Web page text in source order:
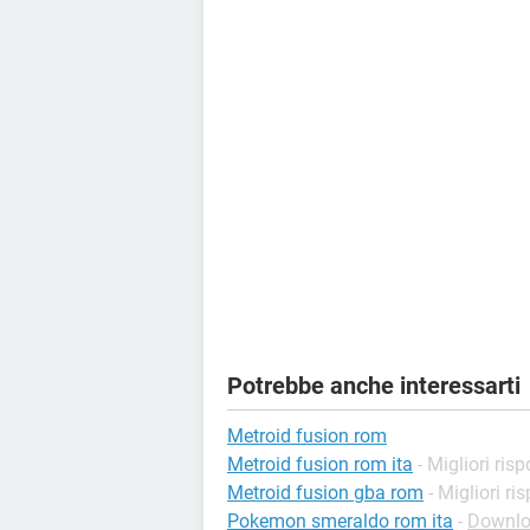
Potrebbe anche interessarti
Metroid fusion rom
Metroid fusion rom ita - Migliori
Metroid fusion gba rom - Migliori
Pokemon smeraldo rom ita -